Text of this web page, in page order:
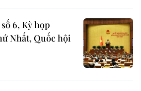
6, Kỳ họp
Nhất, Quốc hội